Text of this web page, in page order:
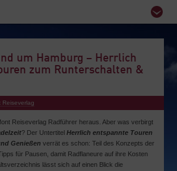
um Hamburg – Herrlich
zum Runterschalten &
Reiseverlag
Reiseverlag Radführer heraus. Aber was verbirgt
? Der Untertitel Herrlich entspannte Touren
Genießen verrät es schon: Teil des Konzepts der
für Pausen, damit Radflaneure auf ihre Kosten
lässt sich auf einen Blick die